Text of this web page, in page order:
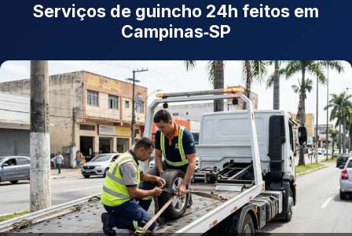
Serviços de guincho 24h feitos em
Campinas‑SP